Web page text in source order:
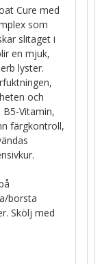
Cure med
som
slitaget i
en mjuk,
lyster.
och
Vitamin,
färgkontroll,
borsta
Skölj med